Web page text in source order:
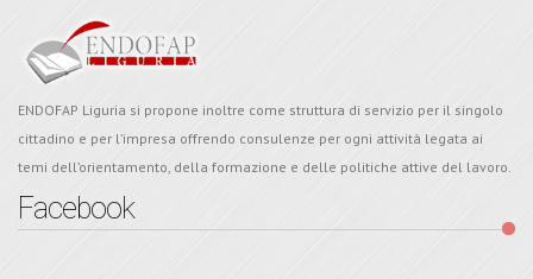
ENDOFAP Liguria si propone inoltre come struttura di servizio per il singolo
cittadino e per l’impresa offrendo consulenze per ogni attività legata ai
temi dell’orientamento, della formazione e delle politiche attive del lavoro.
Facebook